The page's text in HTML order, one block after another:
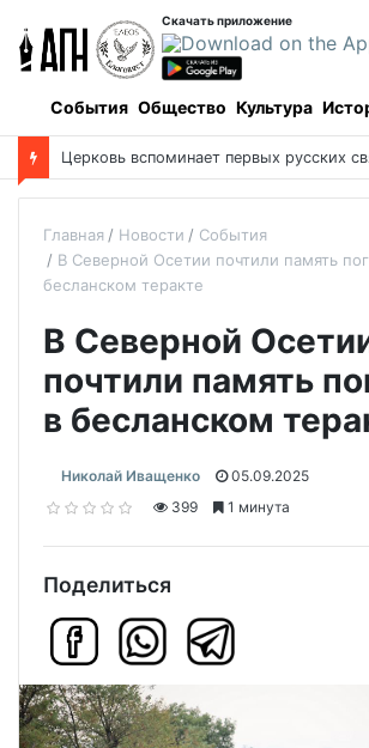
Скачать приложение
События Общество Культура
Церковь вспоминает первых русских
Главная Новости
События
В Северной Осетии почтили память
бесланском теракте
В Северной
почтили память
в бесланском
Николай Иващенко
05.09.2025
399
1 минута
Поделиться